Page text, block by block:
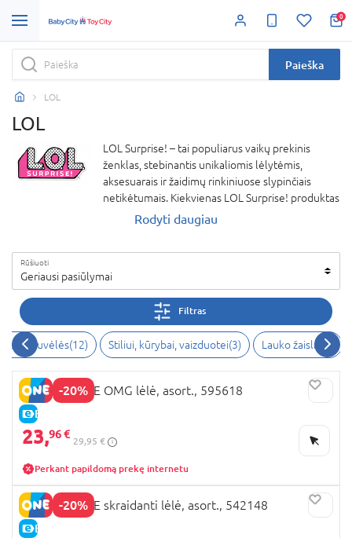
0
Paieška
LOL
LOL
LOL Surprise! – tai populiarus vaikų prekinis
ženklas, stebinantis unikaliomis lėlytėmis,
aksesuarais ir žaidimų rinkiniuose slypinčiais
netikėtumais. Kiekvienas LOL Surprise! produktas
kuria magišką atradimo akimirką, ugdo vaikų
pasaulyje. Atraskite žaidimų pasaulį, pilną spalvų,
nuotykių ir smagumo su LOL Surprise!
Rodyti daugiau
Rūšiuoti
Geriausi pasiūlymai
Filtras
virtuvėlės(12) Stiliui, kūrybai, vaizduotei(3) Lauko žaislai 2
-20%
E-KAINA
LOL SURPRISE OMG lėlė, asort., 595618
23,96 €
29,95 €
Perkant papildomą prekę internetu
-20%
E-KAINA
LOL SURPRISE skraidanti lėlė, asort., 542148